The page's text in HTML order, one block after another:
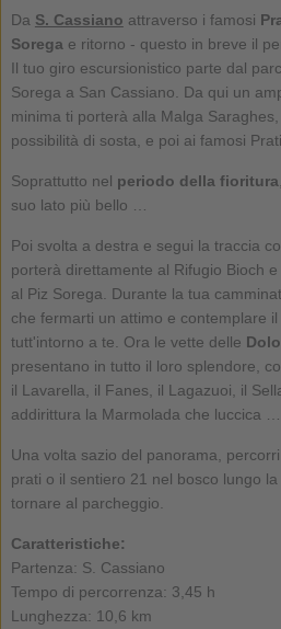
Da S. Cassiano attraverso i famosi
Sorega e ritorno - questo in breve il
Il tuo giro escursionistico parte dal
Sorega a San Cassiano. Da qui un
minima ti porterà alla Malga Saraghes,
possibilità di sosta, e poi ai famosi
Soprattutto nel periodo della fioritura
suo lato più bello …
Poi svolta a destra e segui la traccia
porterà direttamente al Rifugio Bioch
al Piz Sorega. Durante la tua
che fermarti un attimo e contemplare il
tutt'intorno a te. Ora le vette delle
presentano in tutto il loro splendore,
il Lavarella, il Fanes, il Lagazuoi, il
addirittura la Marmolada che luccica …
Una volta sazio del panorama,
prati o il sentiero 21 nel bosco lungo
tornare al parcheggio.
Caratteristiche:
Partenza: S. Cassiano
Tempo di percorrenza: 3,45 h
Lunghezza: 10,6 km